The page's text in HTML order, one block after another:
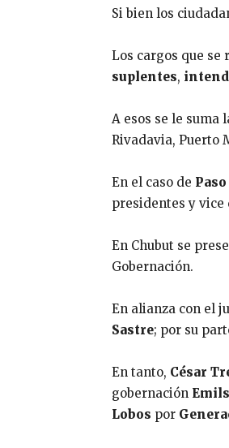
Si bien los
Los cargos que se
suplentes,
A esos se le
Rivadavia, Puerto
En el caso de
presidentes y vice
En Chubut se
Gobernación.
En alianza con el
Sastre; por su
En tanto, César
gobernación
Lobos por